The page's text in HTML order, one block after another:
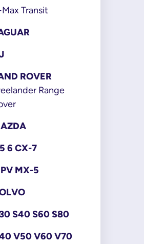
Transit
ROVER
Range
6 CX-7
MX-5
S40 S60 S80
V50 V60 V70